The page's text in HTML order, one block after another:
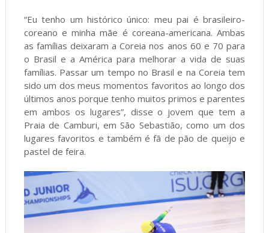
“Eu tenho um histórico único: meu pai é brasileiro-
coreano e minha mãe é coreana-americana. Ambas
as famílias deixaram a Coreia nos anos 60 e 70 para
o Brasil e a América para melhorar a vida de suas
famílias. Passar um tempo no Brasil e na Coreia tem
sido um dos meus momentos favoritos ao longo dos
últimos anos porque tenho muitos primos e parentes
em ambos os lugares”, disse o jovem que tem a
Praia de Camburi, em São Sebastião, como um dos
lugares favoritos e também é fã de pão de queijo e
pastel de feira.